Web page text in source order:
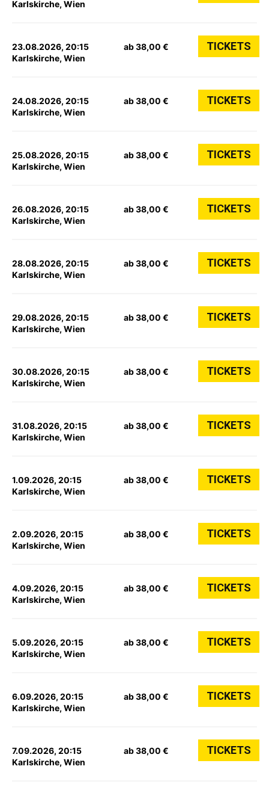
Karlskirche, Wien
23.08.2026, 20:15
Karlskirche, Wien
ab 38,00 € TICKETS
24.08.2026, 20:15
Karlskirche, Wien
ab 38,00 € TICKETS
25.08.2026, 20:15
Karlskirche, Wien
ab 38,00 € TICKETS
26.08.2026, 20:15
Karlskirche, Wien
ab 38,00 € TICKETS
28.08.2026, 20:15
Karlskirche, Wien
ab 38,00 € TICKETS
29.08.2026, 20:15
Karlskirche, Wien
ab 38,00 € TICKETS
30.08.2026, 20:15
Karlskirche, Wien
ab 38,00 € TICKETS
31.08.2026, 20:15
Karlskirche, Wien
ab 38,00 € TICKETS
1.09.2026, 20:15
Karlskirche, Wien
ab 38,00 € TICKETS
2.09.2026, 20:15
Karlskirche, Wien
ab 38,00 € TICKETS
4.09.2026, 20:15
Karlskirche, Wien
ab 38,00 € TICKETS
5.09.2026, 20:15
Karlskirche, Wien
ab 38,00 € TICKETS
6.09.2026, 20:15
Karlskirche, Wien
ab 38,00 € TICKETS
7.09.2026, 20:15
Karlskirche, Wien
ab 38,00 € TICKETS